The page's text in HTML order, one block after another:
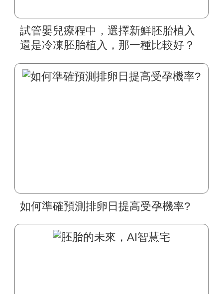
試管嬰兒療程中，選擇新鮮胚胎植入
還是冷凍胚胎植入，那一種比較好？
如何準確預測排卵日提高受孕機率?